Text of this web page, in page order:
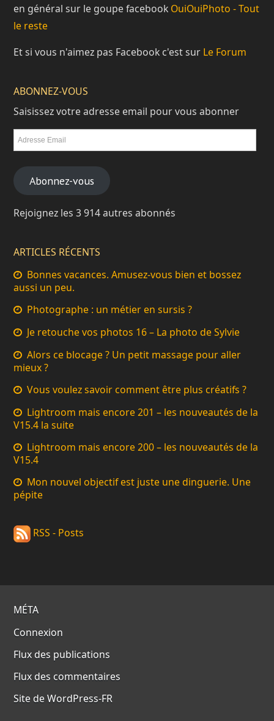
en général sur le goupe facebook OuiOuiPhoto - Tout
le reste
Et si vous n'aimez pas Facebook c'est sur Le Forum
ABONNEZ-VOUS
Saisissez votre adresse email pour vous abonner
Abonnez-vous
Rejoignez les 3 914 autres abonnés
ARTICLES RÉCENTS
Bonnes vacances. Amusez-vous bien et bossez
aussi un peu.
Photographe : un métier en sursis ?
Je retouche vos photos 16 – La photo de Sylvie
Alors ce blocage ? Un petit massage pour aller
mieux ?
Vous voulez savoir comment être plus créatifs ?
Lightroom mais encore 201 – les nouveautés de la
V15.4 la suite
Lightroom mais encore 200 – les nouveautés de la
V15.4
Mon nouvel objectif est juste une dinguerie. Une
pépite
RSS - Posts
MÉTA
Connexion
Flux des publications
Flux des commentaires
Site de WordPress-FR